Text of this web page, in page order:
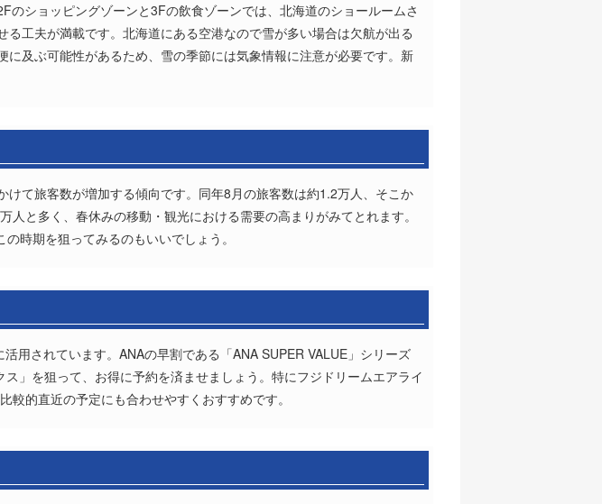
ショッピングゾーンと3Fの飲食ゾーンでは、北海道のショールームさ
工夫が満載です。北海道にある空港なので雪が多い場合は欠航が出る
及ぶ可能性があるため、雪の季節には気象情報に注意が必要です。新
て旅客数が増加する傾向です。同年8月の旅客数は約1.2万人、そこか
と多く、春休みの移動・観光における需要の高まりがみてとれます。
時期を狙ってみるのもいいでしょう。
用されています。ANAの早割である「ANA SUPER VALUE」シリーズ
」を狙って、お得に予約を済ませましょう。特にフジドリームエアライ
的直近の予定にも合わせやすくおすすめです。